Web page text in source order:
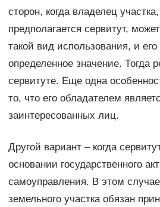
сторон, когда владелец
предполагается сервитут,
такой вид использования, и
определенное значение. Тогда
сервитуте. Еще одна
то, что его обладателем
заинтересованных лиц.
Другой вариант – когда
основании государственного
самоуправления. В этом
земельного участка обязан